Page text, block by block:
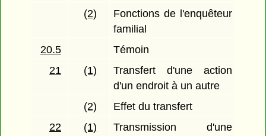
(2)
Fonctions de l'enquêteur
familial
20.5
Témoin
21
(1)
Transfert d'une action
d'un endroit à un autre
(2)
Effet du transfert
22
(1)
Transmission d'une